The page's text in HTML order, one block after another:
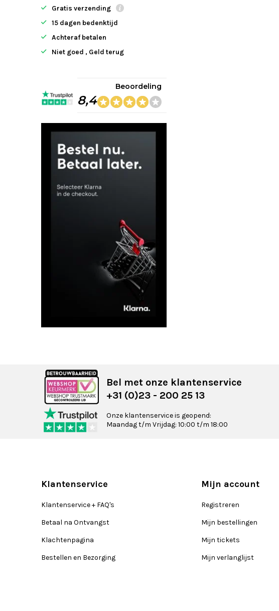
Gratis verzending
15 dagen bedenktijd
Achteraf betalen
Niet goed , Geld terug
8,4
Beoordeling
Bel met onze klantenservice
+31 (0)23 - 200 25 13
Onze klantenservice is geopend:
Maandag t/m Vrijdag: 10:00 t/m 18:00
Klantenservice
Klantenservice + FAQ's
Betaal na Ontvangst
Klachtenpagina
Bestellen en Bezorging
Mijn account
Registreren
Mijn bestellingen
Mijn tickets
Mijn verlanglijst